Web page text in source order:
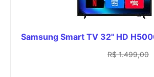
Samsung Smart TV 32" HD
R$ 1.499,00